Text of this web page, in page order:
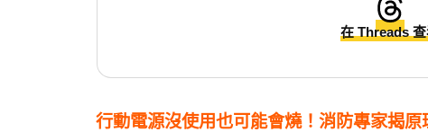
在 Threads
行動電源沒使用也可能會燒！消防專家揭原